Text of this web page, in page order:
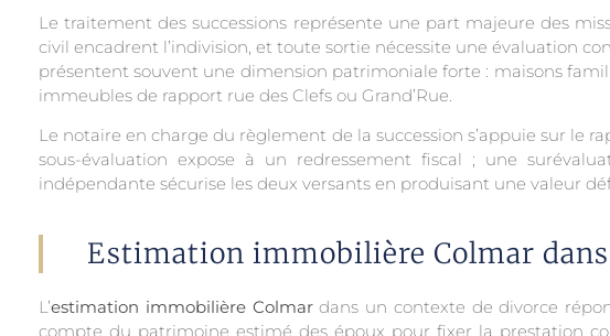
Le traitement des successions représente une part majeure des
civil encadrent l’indivision, et toute sortie nécessite une évaluation
présentent souvent une dimension patrimoniale forte : maisons
immeubles de rapport rue des Clefs ou Grand’Rue.
Le notaire en charge du règlement de la succession s’appuie sur le
sous-évaluation expose à un redressement fiscal ; une
indépendante sécurise les deux versants en produisant une valeur
Estimation immobilière Colmar
L’estimation immobilière Colmardans un contexte de divorce
compte du patrimoine estimé des époux pour fixer la prestation